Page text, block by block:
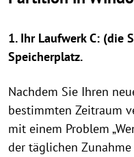
1. Ihr Laufwerk C: (die
Speicherplatz.
Nachdem Sie Ihren
bestimmten Zeitraum
mit einem Problem
der täglichen